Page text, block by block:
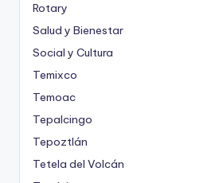
Rotary
Salud y Bienestar
Social y Cultura
Temixco
Temoac
Tepalcingo
Tepoztlán
Tetela del Volcán